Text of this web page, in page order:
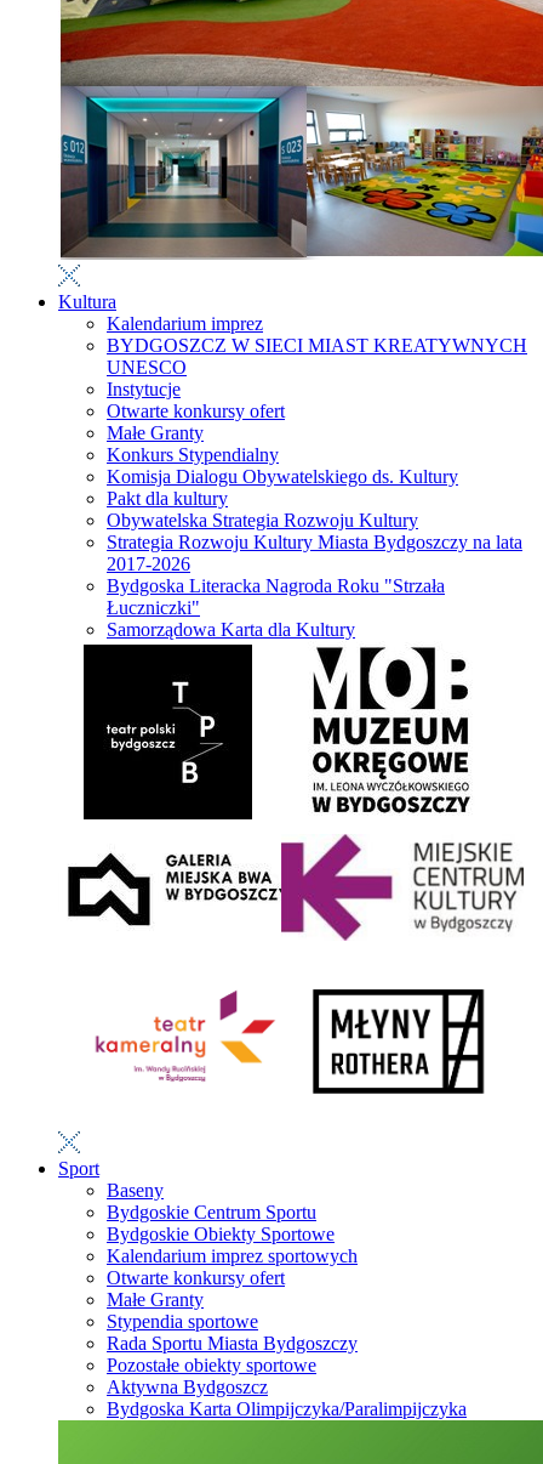
Kultura
Kalendarium imprez
BYDGOSZCZ W SIECI MIAST KREATYWNYCH
UNESCO
Instytucje
Otwarte konkursy ofert
Małe Granty
Konkurs Stypendialny
Komisja Dialogu Obywatelskiego ds. Kultury
Pakt dla kultury
Obywatelska Strategia Rozwoju Kultury
Strategia Rozwoju Kultury Miasta Bydgoszczy na lata
2017-2026
Bydgoska Literacka Nagroda Roku "Strzała
Łuczniczki"
Samorządowa Karta dla Kultury
Sport
Baseny
Bydgoskie Centrum Sportu
Bydgoskie Obiekty Sportowe
Kalendarium imprez sportowych
Otwarte konkursy ofert
Małe Granty
Stypendia sportowe
Rada Sportu Miasta Bydgoszczy
Pozostałe obiekty sportowe
Aktywna Bydgoszcz
Bydgoska Karta Olimpijczyka/Paralimpijczyka